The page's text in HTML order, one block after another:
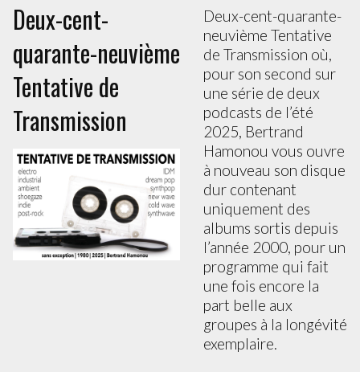
Deux-cent-
quarante-neuvième
Tentative de
Transmission
Deux-cent-quarante-
neuvième Tentative
de Transmission où,
pour son second sur
une série de deux
podcasts de l’été
2025, Bertrand
Hamonou vous ouvre
à nouveau son disque
dur contenant
uniquement des
albums sortis depuis
l’année 2000, pour un
programme qui fait
une fois encore la
part belle aux
groupes à la longévité
exemplaire.